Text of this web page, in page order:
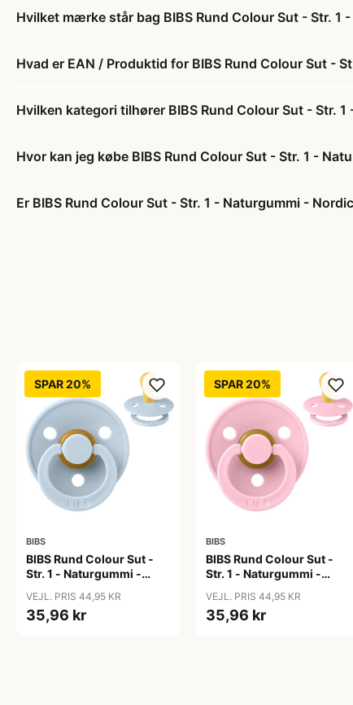
Hvilket mærke står bag BIBS Rund Colour Sut - Str. 1
Hvad er EAN / Produktid for BIBS Rund Colour Sut -
Hvilken kategori tilhører BIBS Rund Colour Sut - Str.
Hvor kan jeg købe BIBS Rund Colour Sut - Str. 1 -
Er BIBS Rund Colour Sut - Str. 1 - Naturgummi -
SPAR 20%
BIBS
BIBS Rund Colour Sut -
Str. 1 - Naturgummi -
VEJL. PRIS 44,95 KR
35,96 kr
SPAR 20%
BIBS
BIBS Rund Colour Sut -
Str. 1 - Naturgummi -
VEJL. PRIS 44,95 KR
35,96 kr